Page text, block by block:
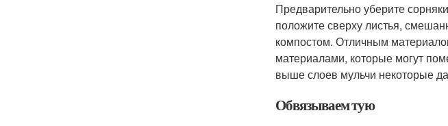
Предварительно уберите
положите сверху листья,
компостом. Отличным
материалами, которые могут
выше слоев мульчи некоторые
Обвязываем тую